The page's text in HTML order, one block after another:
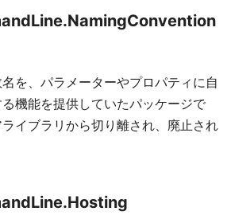
を、パラメーターやプロパティに自
機能を提供していたパッケージで
イブラリから切り離され、廃止され